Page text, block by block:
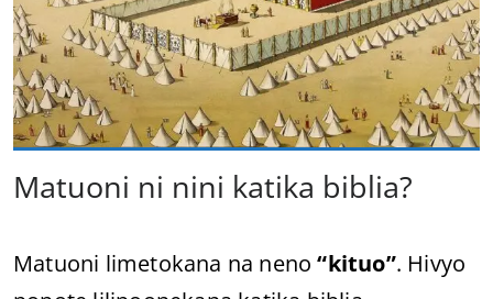
Matuoni ni nini katika biblia?
Matuoni limetokana na neno“kituo”. Hivyo